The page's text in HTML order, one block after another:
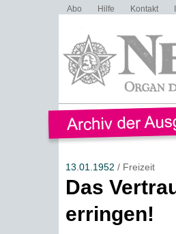
Abo Hilfe Kontakt
13.01.1952 / Freizeit
Das
erringen!